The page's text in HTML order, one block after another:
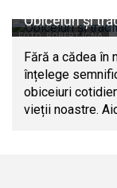
FOTO: ROBERT IGNA
Obiceiuri și
Fără a cădea în
înțelege
obiceiuri
vieții noastre.